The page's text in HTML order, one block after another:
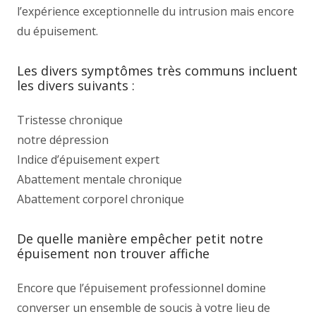
l’expérience exceptionnelle du intrusion mais encore
du épuisement.
Les divers symptômes très communs incluent
les divers suivants :
Tristesse chronique
notre dépression
Indice d’épuisement expert
Abattement mentale chronique
Abattement corporel chronique
De quelle manière empêcher petit notre
épuisement non trouver affiche
Encore que l’épuisement professionnel domine
converser un ensemble de soucis à votre lieu de